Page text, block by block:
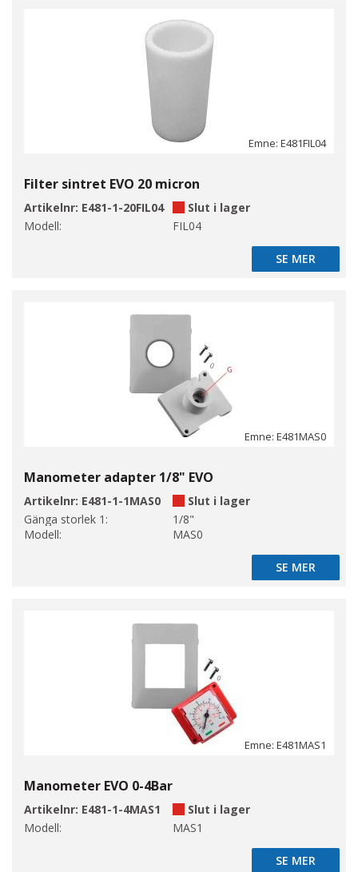
Emne: E481FIL04
Filter sintret EVO 20 micron
Artikelnr: E481-1-20FIL04
Slut i lager
Modell:
FIL04
SE MER
SE MER
Emne: E481MAS0
Manometer adapter 1/8" EVO
Artikelnr: E481-1-1MAS0
Slut i lager
Gänga storlek 1:
1/8"
Modell:
MAS0
SE MER
SE MER
Emne: E481MAS1
Manometer EVO 0-4Bar
Artikelnr: E481-1-4MAS1
Slut i lager
Modell:
MAS1
SE MER
SE MER